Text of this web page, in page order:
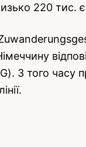
220 тис.
З того